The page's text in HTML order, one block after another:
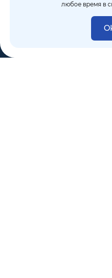
любое время в